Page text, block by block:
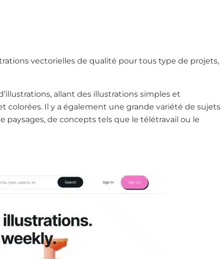
vectorielles de qualité pour tous type de projets,
allant des illustrations simples et
colorées. Il y a également une grande variété de sujets
paysages, de concepts tels que le télétravail ou le